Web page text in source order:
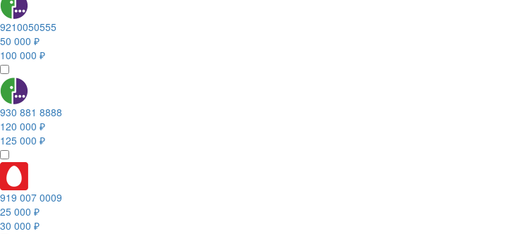
9210050555
50 000 ₽
100 000 ₽
930 881 8888
120 000 ₽
125 000 ₽
919 007 0009
25 000 ₽
30 000 ₽